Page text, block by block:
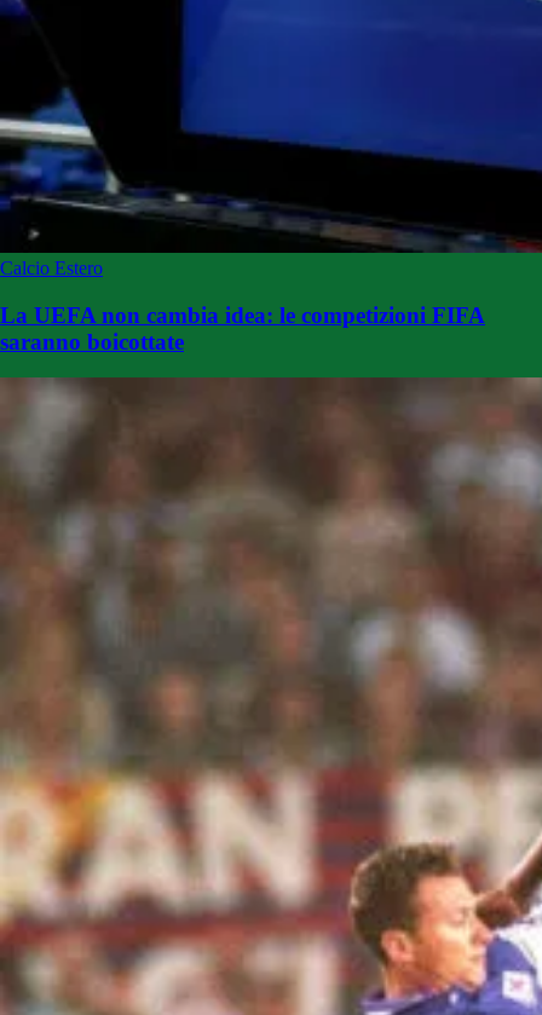
Calcio Estero
La UEFA non cambia idea: le competizioni FIFA
saranno boicottate